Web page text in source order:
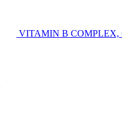
VITAMIN B COMPLEX,